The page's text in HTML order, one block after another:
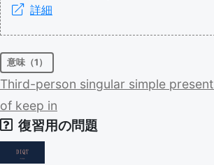
詳細
意味（1）
Third-person singular simple present
of keep in
復習用の問題